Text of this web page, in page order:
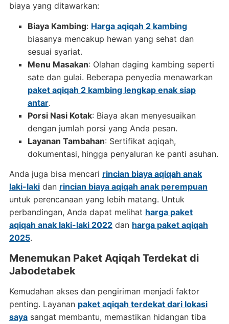
biaya yang ditawarkan:
Biaya Kambing: Harga aqiqah 2 kambing
biasanya mencakup hewan yang sehat dan
sesuai syariat.
Menu Masakan: Olahan daging kambing seperti
sate dan gulai. Beberapa penyedia menawarkan
paket aqiqah 2 kambing lengkap enak siap
antar.
Porsi Nasi Kotak: Biaya akan menyesuaikan
dengan jumlah porsi yang Anda pesan.
Layanan Tambahan: Sertifikat aqiqah,
dokumentasi, hingga penyaluran ke panti asuhan.
Anda juga bisa mencari rincian biaya aqiqah anak
laki-lakidan rincian biaya aqiqah anak perempuan
untuk perencanaan yang lebih matang. Untuk
perbandingan, Anda dapat melihat harga paket
aqiqah anak laki-laki 2022dan harga paket aqiqah
2025.
Menemukan Paket Aqiqah Terdekat di
Jabodetabek
Kemudahan akses dan pengiriman menjadi faktor
penting. Layanan paket aqiqah terdekat dari lokasi
sayasangat membantu, memastikan hidangan tiba